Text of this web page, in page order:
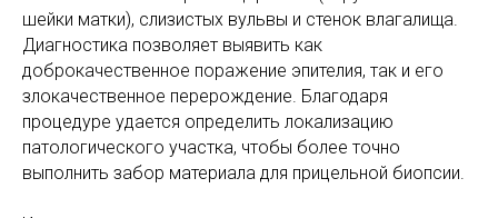
шейки матки), слизистых вульвы и стенок влагалища.
Диагностика позволяет выявить как
доброкачественное поражение эпителия, так и его
злокачественное перерождение. Благодаря
процедуре удается определить локализацию
патологического участка, чтобы более точно
выполнить забор материала для прицельной биопсии.